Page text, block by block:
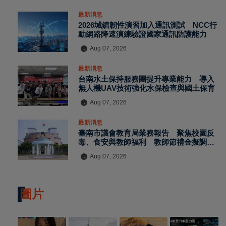
最新消息
2026城鎮韌性演習加入通訊測試 NCC行
動網路降速演練驗證國家通訊防護能力
Aug 07, 2026
最新消息
台南水土保持服務團提升專業能力 導入
無人機UAV技術強化水保檢查與國土保育
Aug 07, 2026
最新消息
臺南市議會教育局業務報告 聚焦校園反
毒、食安與教師福利 教師節禮金擬調升
Aug 07, 2026
圖片